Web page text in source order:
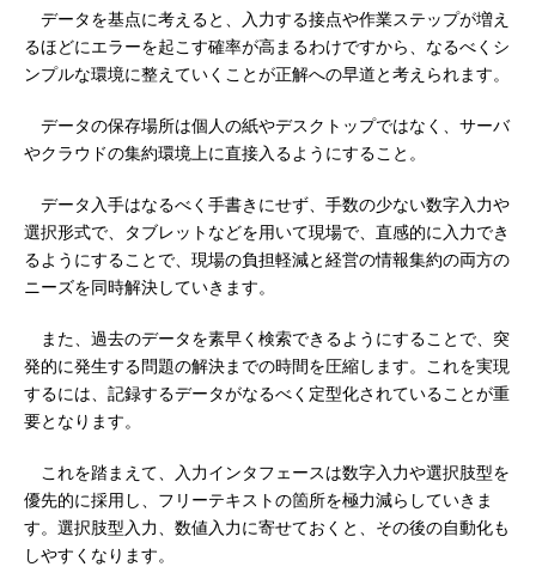
データを基点に考えると、入力する接点や作業ステップが増え
るほどにエラーを起こす確率が高まるわけですから、なるべくシ
ンプルな環境に整えていくことが正解への早道と考えられます。
データの保存場所は個人の紙やデスクトップではなく、サーバ
やクラウドの集約環境上に直接入るようにすること。
データ入手はなるべく手書きにせず、手数の少ない数字入力や
選択形式で、タブレットなどを用いて現場で、直感的に入力でき
るようにすることで、現場の負担軽減と経営の情報集約の両方の
ニーズを同時解決していきます。
また、過去のデータを素早く検索できるようにすることで、突
発的に発生する問題の解決までの時間を圧縮します。これを実現
するには、記録するデータがなるべく定型化されていることが重
要となります。
これを踏まえて、入力インタフェースは数字入力や選択肢型を
優先的に採用し、フリーテキストの箇所を極力減らしていきま
す。選択肢型入力、数値入力に寄せておくと、その後の自動化も
しやすくなります。